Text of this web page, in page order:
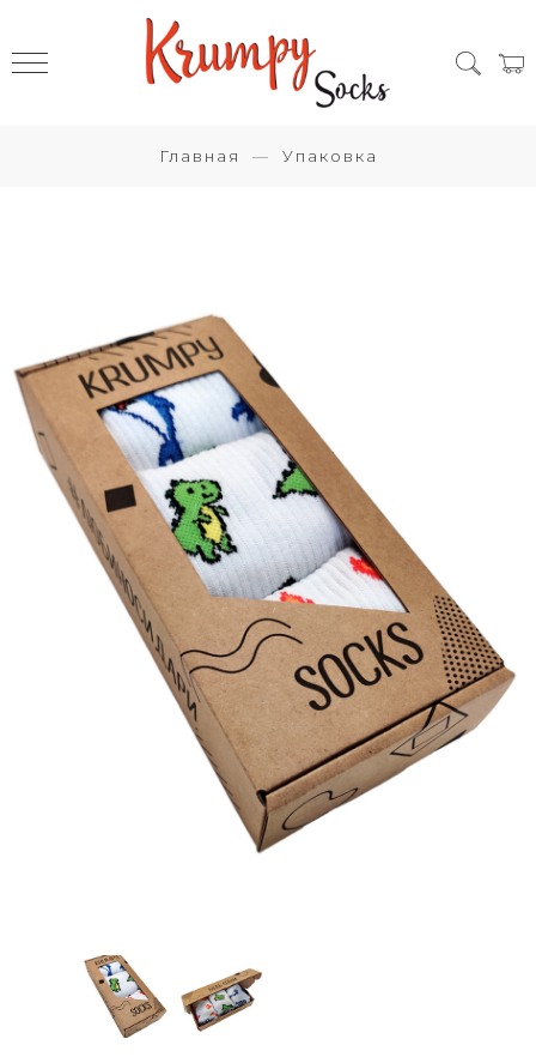
Главная Упаковка